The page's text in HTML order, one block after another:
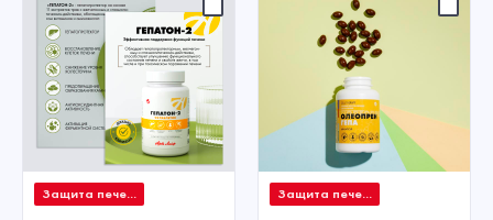
Защита пече... Защита пече...